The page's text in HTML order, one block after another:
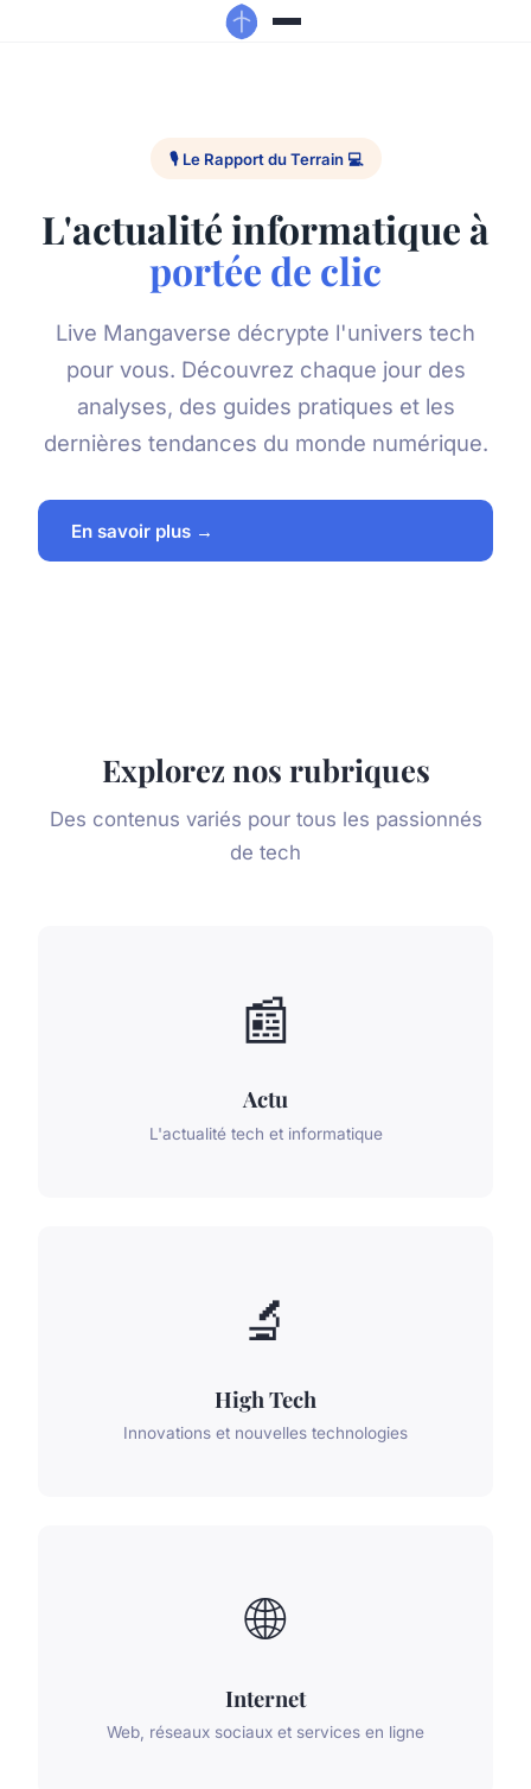
🎙️ Le Rapport du Terrain 💻
L'actualité informatique à
portée de clic
Live Mangaverse décrypte l'univers tech
pour vous. Découvrez chaque jour des
analyses, des guides pratiques et les
dernières tendances du monde numérique.
En savoir plus →
Explorez nos rubriques
Des contenus variés pour tous les passionnés
de tech
📰
Actu
L'actualité tech et informatique
🔬
High Tech
Innovations et nouvelles technologies
🌐
Internet
Web, réseaux sociaux et services en ligne